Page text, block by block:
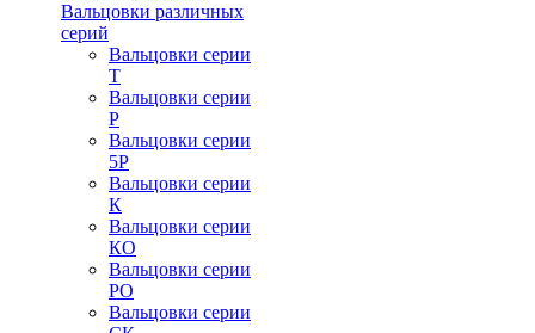
Вальцовки различных
серий
Вальцовки серии
Т
Вальцовки серии
Р
Вальцовки серии
5Р
Вальцовки серии
К
Вальцовки серии
КО
Вальцовки серии
РО
Вальцовки серии